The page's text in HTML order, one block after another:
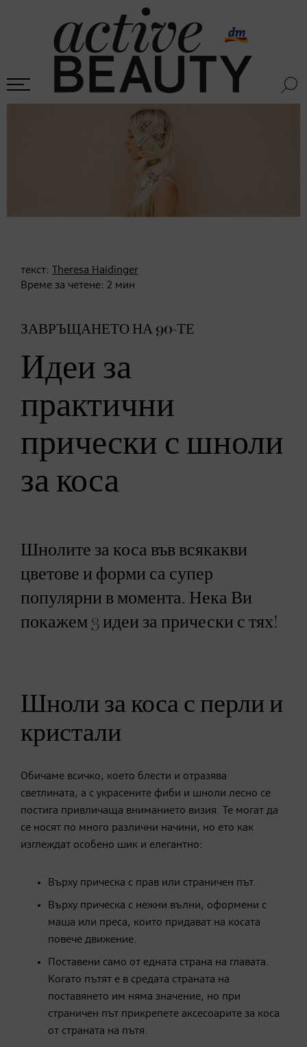
текст:
Theresa Haidinger
Време за четене: 2 мин
ЗАВРЪЩАНЕТО НА 90-ТЕ
Идеи за
практични
прически с шноли
за коса
Шнолите за коса във всякакви
цветове и форми са супер
популярни в момента. Нека Ви
покажем 3 идеи за прически с тях!
Шноли за коса с перли и
кристали
Обичаме всичко, което блести и отразява
светлината, а с украсените фиби и шноли лесно се
постига привличаща вниманието визия. Те могат да
се носят по много различни начини, но ето как
изглеждат особено шик и елегантно:
Върху прическа с прав или страничен път.
Върху прическа с нежни вълни, оформени с
маша или преса, които придават на косата
повече движение.
Поставени само от едната страна на главата.
Когато пътят е в средата страната на
поставянето им няма значение, но при
страничен път прикрепете аксесоарите за коса
от страната на пътя.